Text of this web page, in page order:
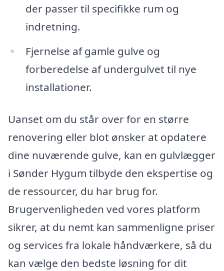
der passer til specifikke rum og
indretning.
Fjernelse af gamle gulve og
forberedelse af undergulvet til nye
installationer.
Uanset om du står over for en større
renovering eller blot ønsker at opdatere
dine nuværende gulve, kan en gulvlægger
i Sønder Hygum tilbyde den ekspertise og
de ressourcer, du har brug for.
Brugervenligheden ved vores platform
sikrer, at du nemt kan sammenligne priser
og services fra lokale håndværkere, så du
kan vælge den bedste løsning for dit